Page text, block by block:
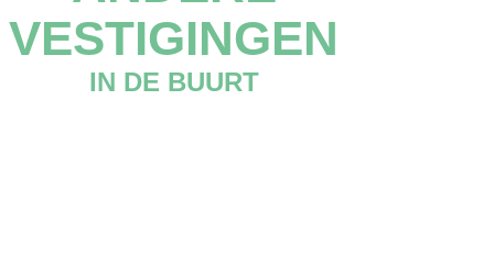
VESTIGINGEN
IN DE BUURT